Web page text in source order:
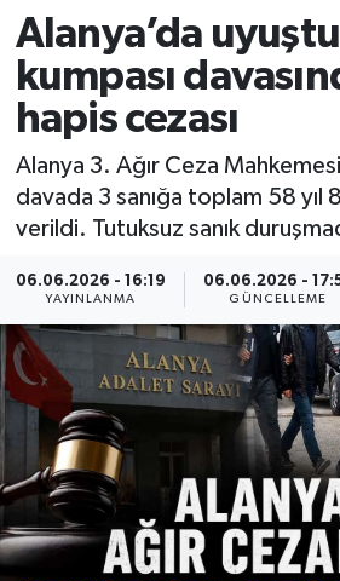
Alanya’da
kumpası
hapis cezası
Alanya 3. Ağır Ceza
davada 3 sanığa toplam 58 yıl
verildi. Tutuksuz sanık
06.06.2026 - 16:19
YAYINLANMA
06.06.2026 -
GÜNCELLEME
Resmi İlanlar
Alanyaspor
Turizm
Süper Lig Puan Durumu ve
Tüm Manşetler
Son Dakika Haberleri